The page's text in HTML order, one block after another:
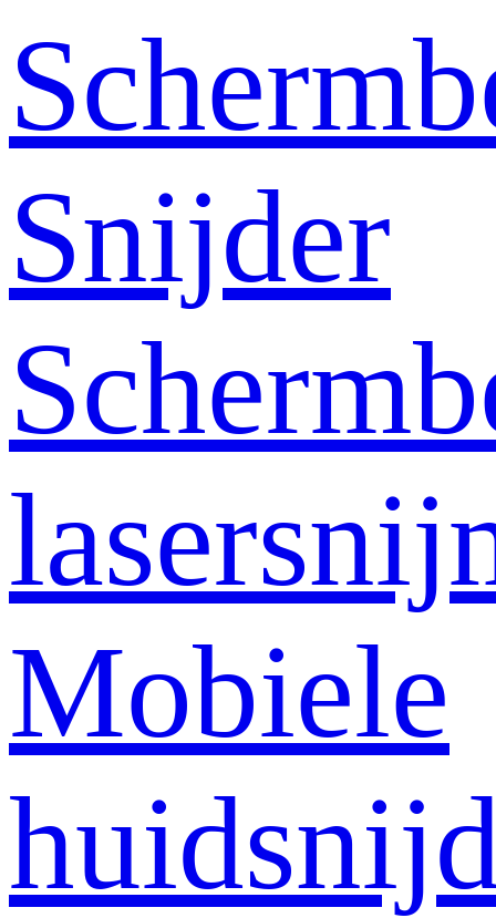
Snijder
Mobiele